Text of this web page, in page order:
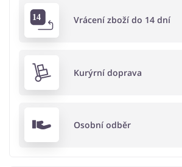
Vrácení zboží do 14 dní
Kurýrní doprava
Osobní odběr